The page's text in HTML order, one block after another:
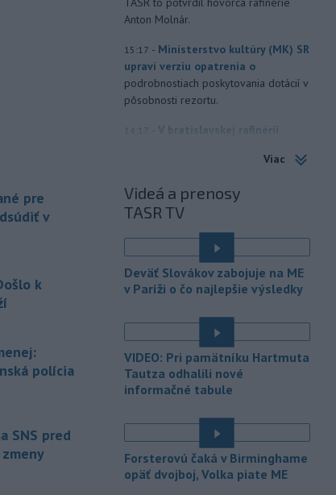
pre
v
k
polícia
SNS pred
Anton Molnár.
15:17 - Ministerstvo kultúry (MK) SR
upraví verziu opatrenia o
podrobnostiach poskytovania dotácií v
pôsobnosti rezortu.
V bratislavskej rafinérii
TASR o tom informovala
nebezpečenstvo.
na festivale môže byť vyššia
úroveň hluku. Je preto dobré držať sa
ďalej od reproduktorov, používať
chrániče sluchu či dodržiavať
12:49 - Podporu kandidatúre
Slovenskej republiky na nestále
členstvov Bezpečnostnej rade
Organizácie Spojených národov (OSN)
vyjadrilo už 123 zo 193 členských
štátov OSN.
12:31
Násilie páchané pre rasovú
Viac
Videá a prenosy
TASR TV
Deväť Slovákov zabojuje na ME
v Paríži o čo najlepšie výsledky
VIDEO: Pri pamätníku Hartmuta
Tautza odhalili nové
informačné tabule
Forsterovú čaká v Birminghame
opäť dvojboj, Volka piate ME